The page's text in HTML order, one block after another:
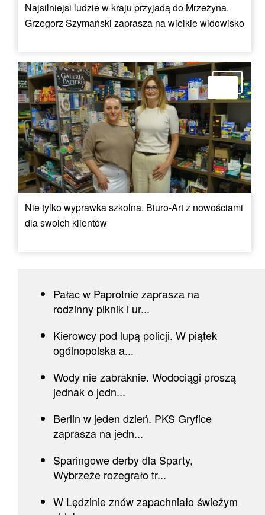
Najsilniejsi ludzie w kraju przyjadą do Mrzeżyna.
Grzegorz Szymański zaprasza na wielkie widowisko
Nie tylko wyprawka szkolna. Biuro-Art z nowościami
dla swoich klientów
Pałac w Paprotnie zaprasza na
rodzinny piknik i ur...
Kierowcy pod lupą policji. W piątek
ogólnopolska a...
Wody nie zabraknie. Wodociągi proszą
jednak o jedn...
Berlin w jeden dzień. PKS Gryfice
zaprasza na jedn...
Sparingowe derby dla Sparty,
Wybrzeże rozegrało tr...
W Lędzinie znów zapachniało świeżym